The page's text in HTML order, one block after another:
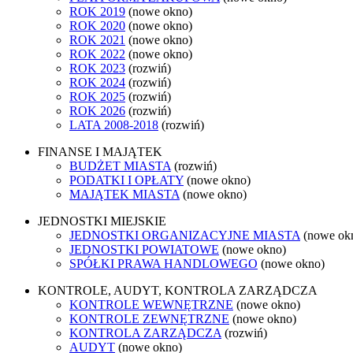
ROK 2019 (nowe okno)
ROK 2020 (nowe okno)
ROK 2021 (nowe okno)
ROK 2022 (nowe okno)
ROK 2023 (rozwiń)
ROK 2024 (rozwiń)
ROK 2025 (rozwiń)
ROK 2026 (rozwiń)
LATA 2008-2018 (rozwiń)
FINANSE I MAJĄTEK
BUDŻET MIASTA (rozwiń)
PODATKI I OPŁATY (nowe okno)
MAJĄTEK MIASTA (nowe okno)
JEDNOSTKI MIEJSKIE
JEDNOSTKI ORGANIZACYJNE MIASTA (nowe
JEDNOSTKI POWIATOWE (nowe okno)
SPÓŁKI PRAWA HANDLOWEGO (nowe okno)
KONTROLE, AUDYT, KONTROLA ZARZĄDCZA
KONTROLE WEWNĘTRZNE (nowe okno)
KONTROLE ZEWNĘTRZNE (nowe okno)
KONTROLA ZARZĄDCZA (rozwiń)
AUDYT (nowe okno)